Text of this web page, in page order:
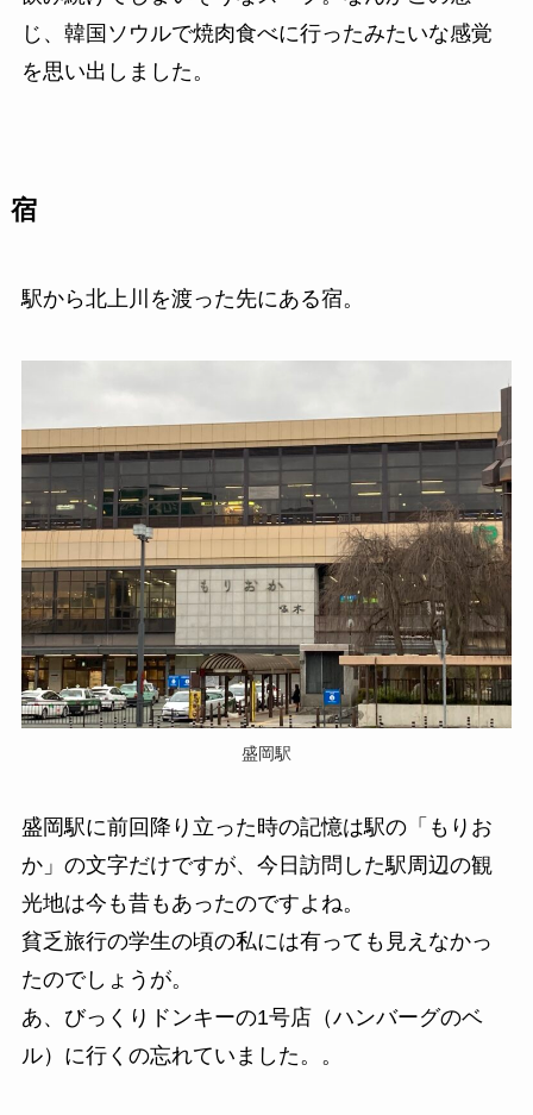
じ、韓国ソウルで焼肉食べに行ったみたいな感覚
を思い出しました。
宿
駅から北上川を渡った先にある宿。
盛岡駅
盛岡駅に前回降り立った時の記憶は駅の「もりお
か」の文字だけですが、今日訪問した駅周辺の観
光地は今も昔もあったのですよね。
貧乏旅行の学生の頃の私には有っても見えなかっ
たのでしょうが。
あ、びっくりドンキーの1号店（ハンバーグのベ
ル）に行くの忘れていました。。